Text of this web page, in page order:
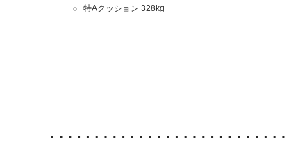
特Aクッション 328kg